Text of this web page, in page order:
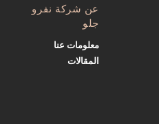
عن شركة نفرو
جلو
معلومات عنا
المقالات